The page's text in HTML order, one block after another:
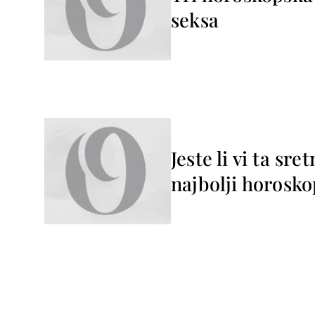
seksa
Jeste li vi ta
najbolji